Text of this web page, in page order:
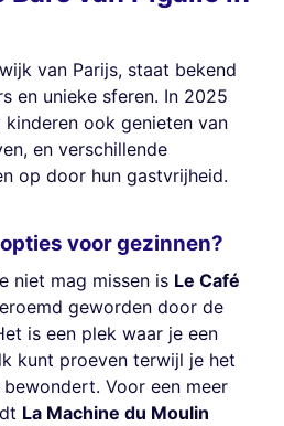
van Parijs, staat bekend
en unieke sferen. In 2025
kinderen ook genieten van
en verschillende
op door hun gastvrijheid.
voor gezinnen?
niet mag missen is Le Café
geworden door de
is een plek waar je een
kunt proeven terwijl je het
Voor een meer
La Machine du Moulin